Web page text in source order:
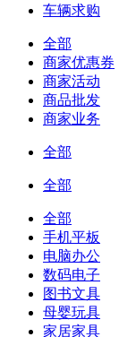
车辆求购
全部
商家优惠券
商家活动
商品批发
商家业务
全部
全部
全部
手机平板
电脑办公
数码电子
图书文具
母婴玩具
家居家具